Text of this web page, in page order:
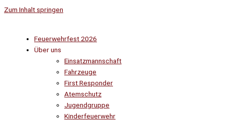
Zum Inhalt springen
Feuerwehrfest 2026
Über uns
Einsatzmannschaft
Fahrzeuge
First Responder
Atemschutz
Jugendgruppe
Kinderfeuerwehr